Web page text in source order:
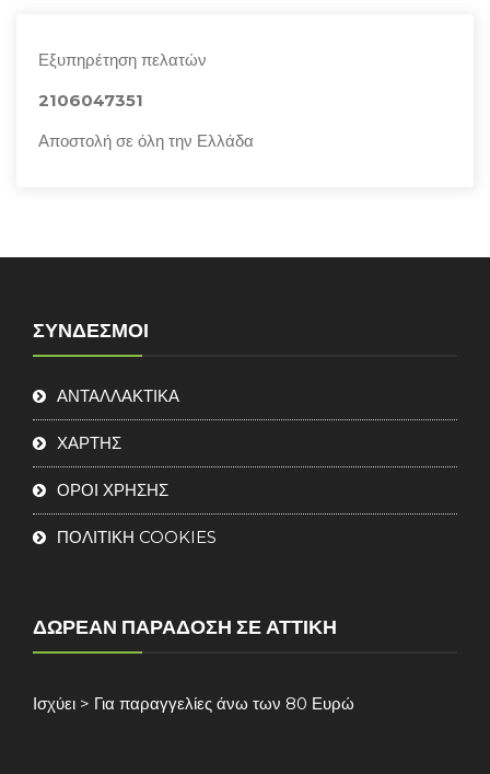
Εξυπηρέτηση πελατών
2106047351
Αποστολή σε όλη την Ελλάδα
ΣΎΝΔΕΣΜΟΙ
ΑΝΤΑΛΛΑΚΤΙΚΑ
ΧΑΡΤΗΣ
ΟΡΟΙ ΧΡΗΣΗΣ
ΠΟΛΙΤΙΚΗ COOKIES
ΔΩΡΕΆΝ ΠΑΡΆΔΟΣΗ ΣΕ ΑΤΤΙΚΉ
Ισχύει > Για παραγγελίες άνω των 80 Ευρώ